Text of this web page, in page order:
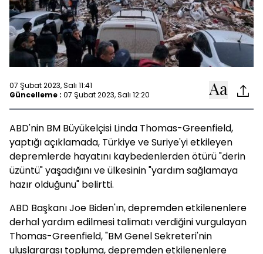
07 Şubat 2023, Salı 11:41
Güncelleme : 07 Şubat 2023, Salı 12:20
ABD'nin BM Büyükelçisi Linda Thomas-Greenfield,
yaptığı açıklamada, Türkiye ve Suriye'yi etkileyen
depremlerde hayatını kaybedenlerden ötürü "derin
üzüntü" yaşadığını ve ülkesinin "yardım sağlamaya
hazır olduğunu" belirtti.
ABD Başkanı Joe Biden'ın, depremden etkilenenlere
derhal yardım edilmesi talimatı verdiğini vurgulayan
Thomas-Greenfield, "BM Genel Sekreteri'nin
uluslararası topluma, depremden etkilenenlere